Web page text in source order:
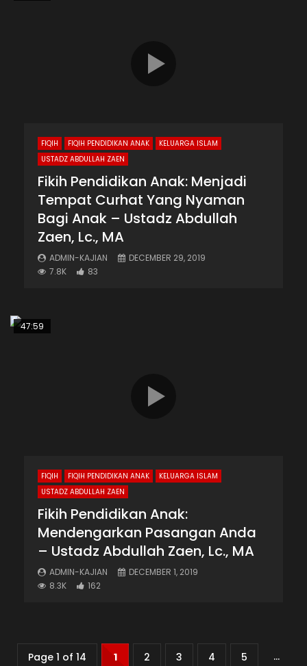
FIQIH FIQIH PENDIDIKAN ANAK
KELUARGA ISLAM
USTADZ ABDULLAH ZAEN
Fikih Pendidikan Anak: Menjadi
Tempat Curhat Yang Nyaman
Bagi Anak – Ustadz Abdullah
Zaen, Lc., MA
ADMIN-KAJIAN
DECEMBER 29, 2019
7.8K
83
47:59
FIQIH FIQIH PENDIDIKAN ANAK
KELUARGA ISLAM
USTADZ ABDULLAH ZAEN
Fikih Pendidikan Anak:
Mendengarkan Pasangan Anda
– Ustadz Abdullah Zaen, Lc., MA
ADMIN-KAJIAN
DECEMBER 1, 2019
8.3K
162
Page 1 of 14 1 2 3 4 5 ...